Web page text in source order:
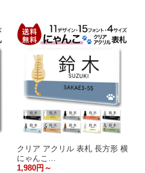
クリア アクリル 表札 長方形 横
にゃんこ…
1,980円～